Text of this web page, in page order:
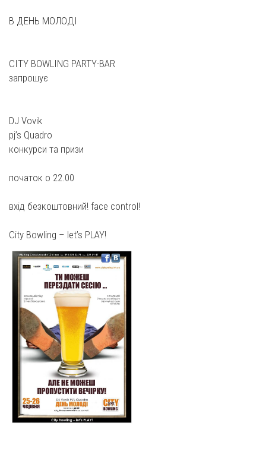
В ДЕНЬ МОЛОДІ
CITY BOWLING PARTY-BAR
запрошує
DJ Vovik
pj’s Quadro
конкурси та призи
початок о 22.00
вхід безкоштовний! face control!
City Bowling – let’s PLAY!